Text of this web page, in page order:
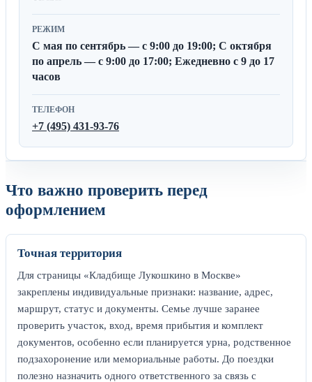
РЕЖИМ
С мая по сентябрь — с 9:00 до 19:00; С октября
по апрель — с 9:00 до 17:00; Ежедневно с 9 до 17
часов
ТЕЛЕФОН
+7 (495) 431-93-76
Что важно проверить перед
оформлением
Точная территория
Для страницы «Кладбище Лукошкино в Москве»
закреплены индивидуальные признаки: название, адрес,
маршрут, статус и документы. Семье лучше заранее
проверить участок, вход, время прибытия и комплект
документов, особенно если планируется урна, родственное
подзахоронение или мемориальные работы. До поездки
полезно назначить одного ответственного за связь с